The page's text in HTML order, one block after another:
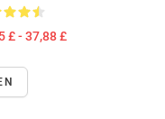
£ - 37,88 £